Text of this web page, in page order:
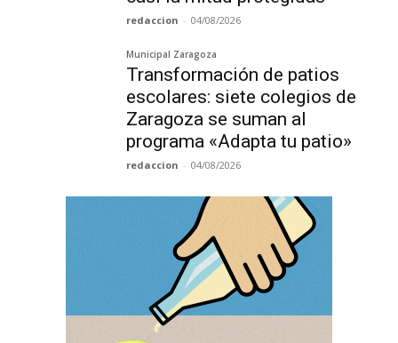
redaccion - 04/08/2026
Municipal Zaragoza
Transformación de patios
escolares: siete colegios de
Zaragoza se suman al
programa «Adapta tu patio»
redaccion - 04/08/2026